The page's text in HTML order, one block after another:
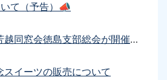
て（予告）📣
令和8年度 第41回芳越同窓会徳島支部総会が開催されました
イーツの販売について